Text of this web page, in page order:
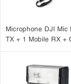
của Canon cho đến
gần 100% khung
vận động viên,
thống lấy nét tự
Một trong những
(Lấy nét tự động
điểm lấy nét chỉ
Microphone DJI Mic
TX + 1 Mobile RX +